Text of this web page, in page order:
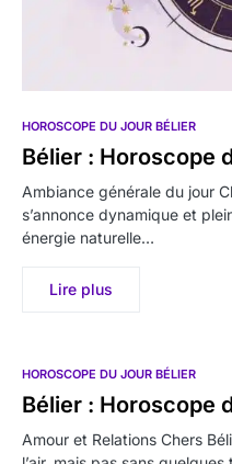
HOROSCOPE DU JOUR BÉLIER
Bélier : Horoscope
Ambiance générale du jour
s’annonce dynamique et
énergie naturelle…
Lire plus
HOROSCOPE DU JOUR BÉLIER
Bélier : Horoscope
Amour et Relations Chers